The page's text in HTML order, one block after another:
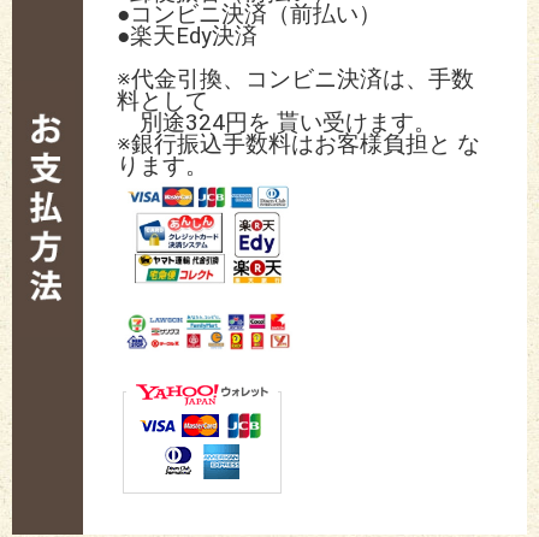
●コンビニ決済（前払い）
●楽天Edy決済
※代金引換、コンビニ決済は、手数
料として
別途324円を 貰い受けます。
※銀行振込手数料はお客様負担と な
ります。